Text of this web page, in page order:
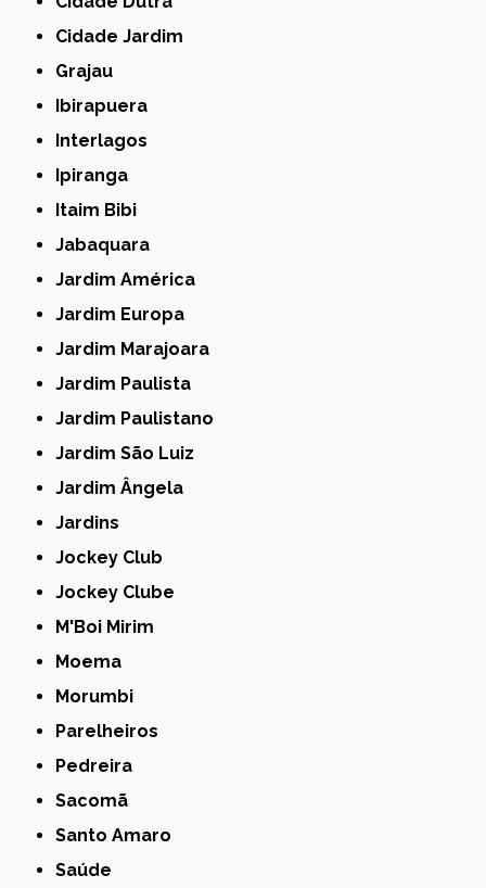
Cidade Jardim
Grajau
Ibirapuera
Interlagos
Ipiranga
Itaim Bibi
Jabaquara
Jardim América
Jardim Europa
Jardim Marajoara
Jardim Paulista
Jardim Paulistano
Jardim São Luiz
Jardim Ângela
Jardins
Jockey Club
Jockey Clube
M'Boi Mirim
Moema
Morumbi
Parelheiros
Pedreira
Sacomã
Santo Amaro
Saúde